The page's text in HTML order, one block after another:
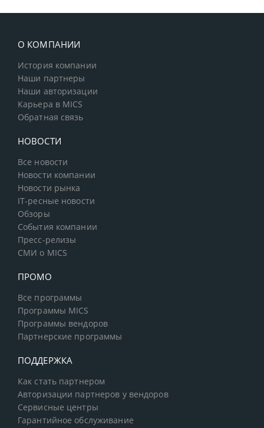
О КОМПАНИИ
История компании
Наши партнеры
Наши авторизации
Карьера в MICS
Обратная связь
НОВОСТИ
Все новости
Новости компании
Новости рынка
IT-ресные новости
Обзоры
События компании
Пресс-релизы
СМИ о MICS
ПРОМО
Все программы
Программы MICS
Программы вендоров
Партнерские программы
ПОДДЕРЖКА
Как стать партнером
Авторизации партнеров у вендоров
Сервисные центры
Гарантийное обслуживание